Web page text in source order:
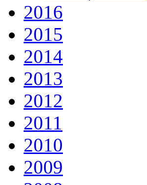
2016
2015
2014
2013
2012
2011
2010
2009